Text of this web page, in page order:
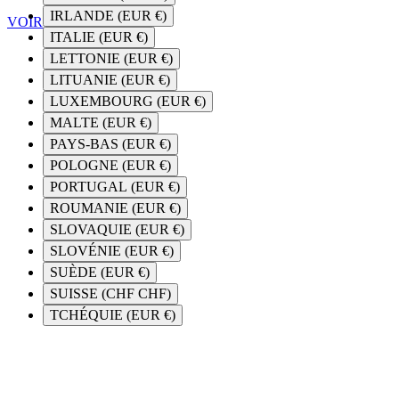
VOIR TOUT LE SALÉ IRLANDE (EUR €)
ITALIE (EUR €)
LETTONIE (EUR €)
LITUANIE (EUR €)
LUXEMBOURG (EUR €)
MALTE (EUR €)
PAYS-BAS (EUR €)
POLOGNE (EUR €)
PORTUGAL (EUR €)
ROUMANIE (EUR €)
SLOVAQUIE (EUR €)
SLOVÉNIE (EUR €)
SUÈDE (EUR €)
SUISSE (CHF CHF)
TCHÉQUIE (EUR €)